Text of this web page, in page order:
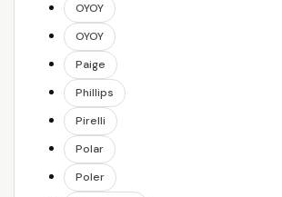
OYOY
OYOY
Paige
Phillips
Pirelli
Polar
Poler